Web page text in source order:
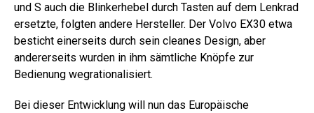
und S auch die Blinkerhebel durch Tasten auf dem Lenkrad
ersetzte, folgten andere Hersteller. Der Volvo EX30 etwa
besticht einerseits durch sein cleanes Design, aber
andererseits wurden in ihm sämtliche Knöpfe zur
Bedienung wegrationalisiert.
Bei dieser Entwicklung will nun das Europäische